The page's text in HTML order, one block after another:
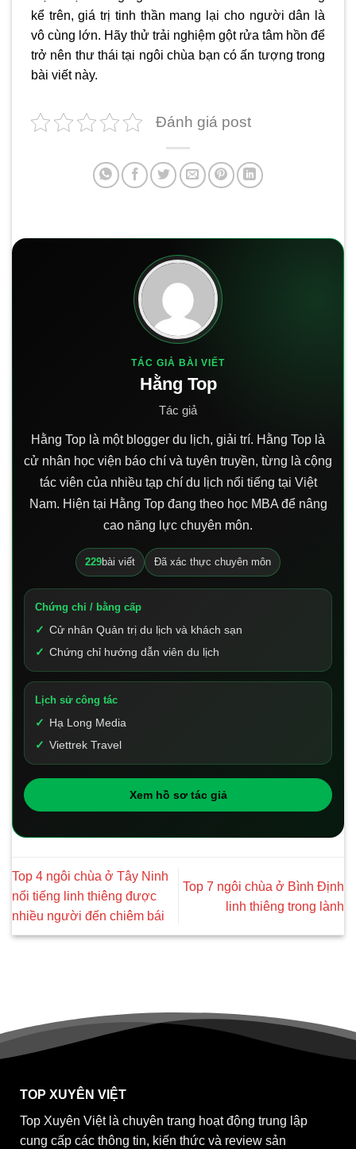
kể trên, giá trị tinh thần mang lại cho người dân là
vô cùng lớn. Hãy thử trải nghiệm gột rửa tâm hồn để
trở nên thư thái tại ngôi chùa bạn có ấn tượng trong
bài viết này.
Đánh giá post
TÁC GIẢ BÀI VIẾT
Hằng Top
Tác giả
Hằng Top là một blogger du lịch, giải trí. Hằng Top là
cử nhân học viện báo chí và tuyên truyền, từng là cộng
tác viên của nhiều tạp chí du lịch nổi tiếng tại Việt
Nam. Hiện tại Hằng Top đang theo học MBA để nâng
cao năng lực chuyên môn.
229bài viết Đã xác thực chuyên môn
Chứng chỉ / bằng cấp
Cử nhân Quản trị du lịch và khách sạn
Chứng chỉ hướng dẫn viên du lịch
Lịch sử công tác
Hạ Long Media
Viettrek Travel
Xem hồ sơ tác giả
Top 4 ngôi chùa ở Tây Ninh
nổi tiếng linh thiêng được
nhiều người đến chiêm bái
Top 7 ngôi chùa ở Bình Định
linh thiêng trong lành
TOP XUYÊN VIỆT
Top Xuyên Việt là chuyên trang hoạt động trung lập
cung cấp các thông tin, kiến thức và review sản